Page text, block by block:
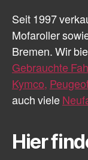
Seit 1997
Mofaroller
Bremen. Wir
Gebrauchte
Kymco,
auch viele
Hier